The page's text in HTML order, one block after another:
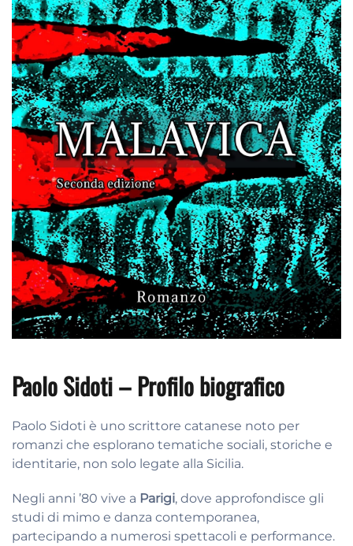
Paolo Sidoti – Profilo biografico
Paolo Sidoti è uno scrittore catanese noto per
romanzi che esplorano tematiche sociali, storiche e
identitarie, non solo legate alla Sicilia.
Negli anni ’80 vive a Parigi, dove approfondisce gli
studi di mimo e danza contemporanea,
partecipando a numerosi spettacoli e performance.